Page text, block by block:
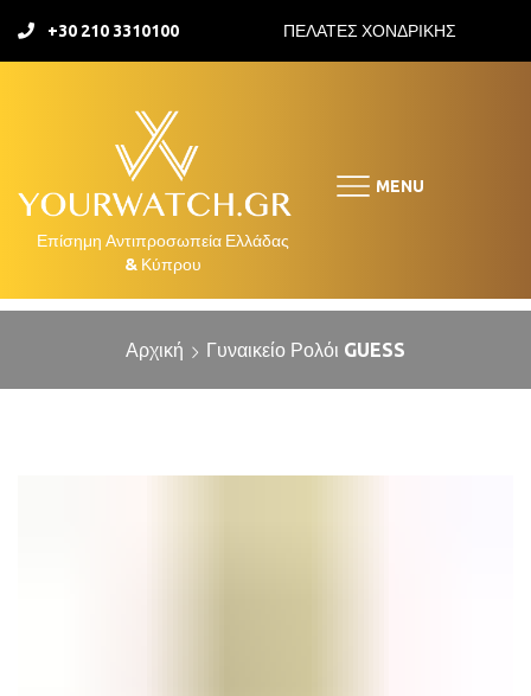
+30 210 3310100 ΠΕΛΑΤΕΣ ΧΟΝΔΡΙΚΗΣ
MENU
Αρχική Γυναικείο Ρολόι GUESS